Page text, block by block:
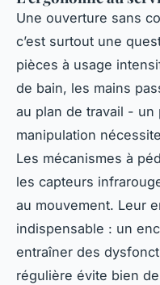
Une ouverture sans
c’est surtout une
pièces à usage
de bain, les mains
au plan de travail - un
manipulation
Les mécanismes à
les capteurs
au mouvement. Leur
indispensable : un
entraîner des
régulière évite bien